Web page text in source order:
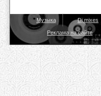
Музыка Dj mixes
Реклама на сайте